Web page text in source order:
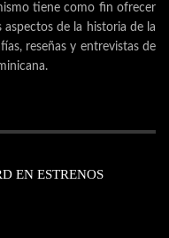
tiene como fin ofrecer
de la historia de la
reseñas y entrevistas de
EN ESTRENOS